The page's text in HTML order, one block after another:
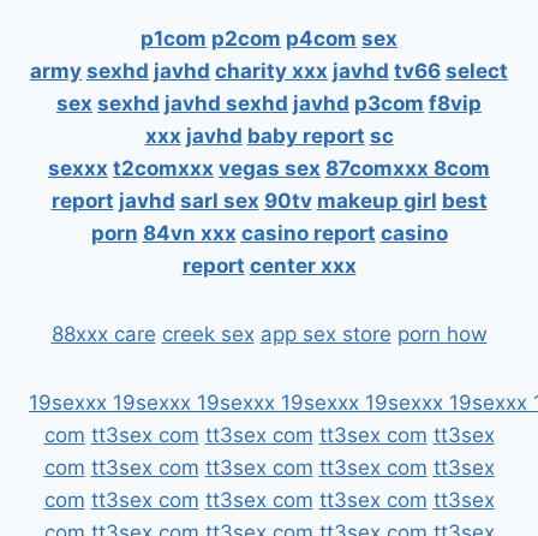
p1com p2com p4com sex
army sexhd javhd charity xxx javhd tv66 select
sex sexhd javhd sexhd javhd p3com f8vip
xxx javhd baby report sc
sexxx t2comxxx vegas sex 87comxxx 8com
report javhd sarl sex 90tv makeup girl best
porn 84vn xxx casino report casino
report center xxx
88xxx care creek sex app sex store porn how
19sexxx 19sexxx 19sexxx 19sexxx 19sexxx 19sexxx
com tt3sex com tt3sex com tt3sex com tt3sex
com tt3sex com tt3sex com tt3sex com tt3sex
com tt3sex com tt3sex com tt3sex com tt3sex